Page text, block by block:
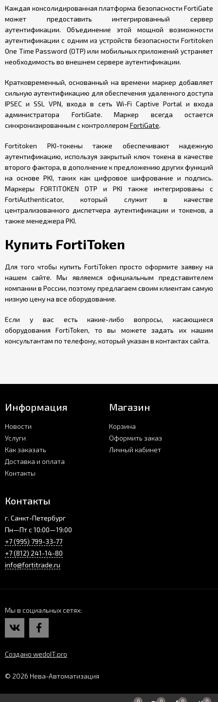
Каждая консолидированная платформа безопасности FortiGate
может предоставить интегрированный сервер
аутентификации. Объединение этой мощной возможности
аутентификации с одним из устройств безопасности Fortitoken
One Time Password (OTP) или мобильных приложений устраняет
необходимость во внешнем сервере аутентификации.
Кратковременный, основанный на времени маркер добавляет
сильную аутентификацию для обеспечения удаленного доступа
IPSEC и SSL VPN, входа в сеть Wi-Fi Captive Portal и входа
администратора FortiGate. Маркер всегда остается
синхронизированным с контроллером FortiGate.
Fortitoken PKI-токены также обеспечивают надежную
аутентификацию, используя закрытый ключ токена в качестве
второго фактора, в дополнение к предложению других функций
на основе PKI, таких как цифровое шифрование и подпись.
Маркеры FORTITOKEN OTP и PKI также интегрированы с
FortiAuthenticator, который служит в качестве
централизованного диспетчера аутентификации и токенов, а
также менеджера PKI.
Купить FortiToken
Для того чтобы купить FortiToken просто оформите заявку на
нашем сайте. Мы являемся официальным представителем
компании в России, поэтому предлагаем своим клиентам самую
низкую цену на все оборудование.
Если у вас есть какие-либо вопросы, касающиеся
оборудования FortiToken, то вы можете задать их нашим
консультантам по телефону, который указан в контактах сайта.
Информация
Новости
Услуги
Как заказать
Доставка и оплата
Контакты
Магазин
Корзина
Оформить заказ
Личный кабинет
Контакты
г. Санкт-Петербург
Пн—Пт с 10:00—19:00
+7 (995) 799-33-77
+7 (812) 241-14-80
info@fortitrade.ru
Мы в социальных сетях
Создано wedoIT.pro
© 2026 Нева-Автоматизация